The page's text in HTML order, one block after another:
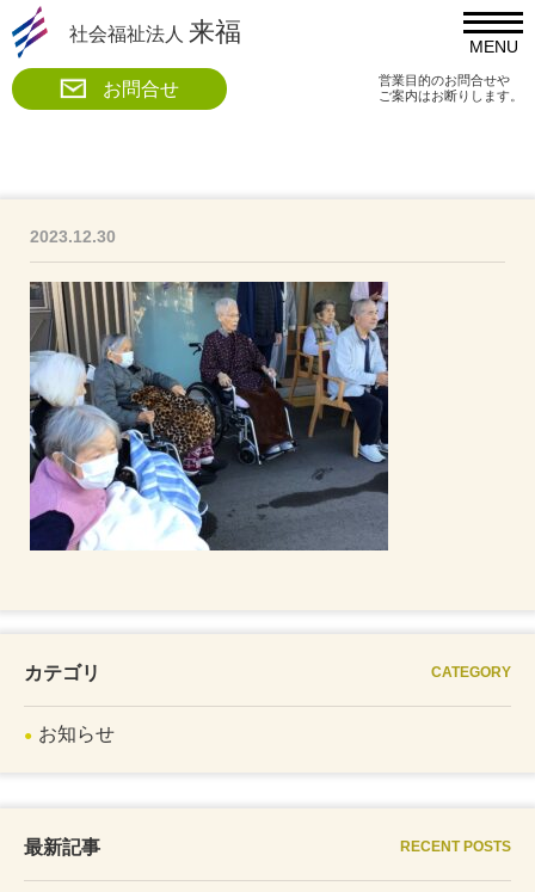
MENU
社会福祉法人 来福
お問合せ
営業目的のお問合せや
ご案内はお断りします。
2023.12.30
カテゴリ CATEGORY
お知らせ
最新記事 RECENT POSTS